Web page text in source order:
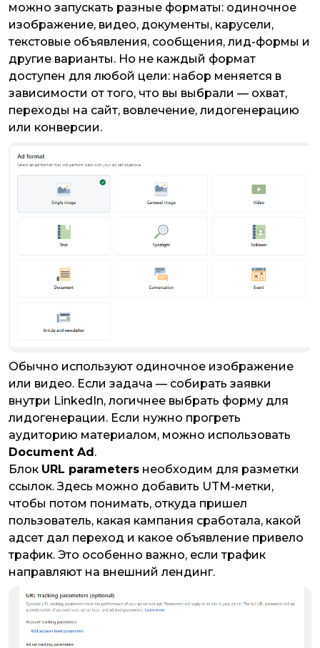
можно запускать разные форматы: одиночное
изображение, видео, документы, карусели,
текстовые объявления, сообщения, лид-формы и
другие варианты. Но не каждый формат
доступен для любой цели: набор меняется в
зависимости от того, что вы выбрали — охват,
переходы на сайт, вовлечение, лидогенерацию
или конверсии.
​​​​​​​Обычно используют одиночное изображение
или видео. Если задача — собирать заявки
внутри LinkedIn, логичнее выбрать форму для
лидогенерации. Если нужно прогреть
аудиторию материалом, можно использовать
Document Ad.
Блок URL parameters необходим для разметки
ссылок. Здесь можно добавить UTM-метки,
чтобы потом понимать, откуда пришел
пользователь, какая кампания сработала, какой
адсет дал переход и какое объявление привело
трафик. Это особенно важно, если трафик
направляют на внешний лендинг.